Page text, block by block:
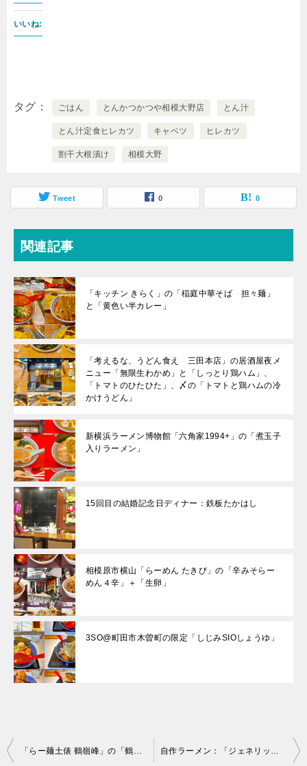
いいね:
タグ ごはん とんかつかつや相模大野店 とん汁
とん汁定食ヒレカツ キャベツ ヒレカツ
割干大根漬け 相模大野
Tweet 0 0
関連記事
「キッチン きらく」の「稲庭中華そば 担々麺」
と「黄色い半カレー」
「考えるな、うどん食え 三田本店」の居酒屋夜メ
ニュー「無限生わかめ」と「しっとり鶏ハム」、
「トマトのひたひた」、〆の「トマトと鶏ハムの冷
かけうどん」
新横浜ラーメン博物館「六角家1994+」の「煮玉子
入りラーメン」
15回目の結婚記念日ディナー：鉄板たかはし
相模原市横山「らーめん たきび」の「辛みそらー
めん４辛」＋「生卵」
3SO@町田市木曽町の限定「しじみSIOしょうゆ」
投
「らー麺土俵 鶴嶺峰」の「鶴嶺峰らー麺 幕内（並）」と「チャンコ御飯」 自作ラーメン：「ジェネリック凪」